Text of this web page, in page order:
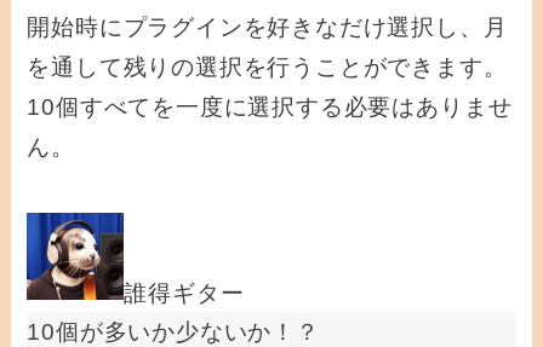
開始時にプラグインを好きなだけ選択し、月
を通して残りの選択を行うことができます。
10個すべてを一度に選択する必要はありませ
ん。
誰得ギター
10個が多いか少ないか！？